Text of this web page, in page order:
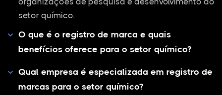
setor químico.
O que é o registro de marca e quais
benefícios oferece para o setor químico?
Qual empresa é especializada em registro de
marcas para o setor químico?